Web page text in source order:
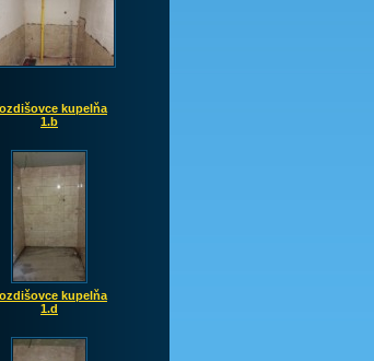
kupelňa
1.b
kupelňa
1.d